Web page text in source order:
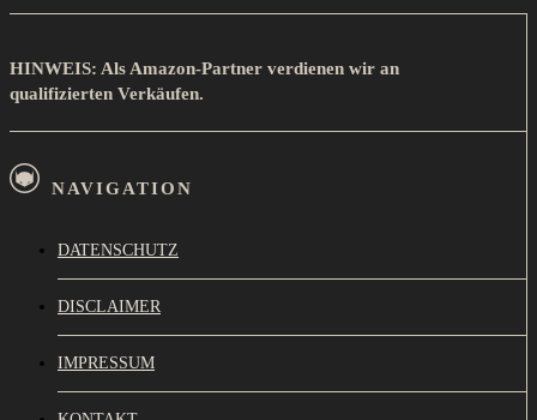
HINWEIS: Als Amazon-Partner verdienen wir an
qualifizierten Verkäufen.
NAVIGATION
DATENSCHUTZ
DISCLAIMER
IMPRESSUM